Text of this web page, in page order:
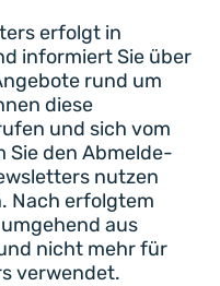
erfolgt in
informiert Sie über
rund um
diese
und sich vom
Sie den Abmelde-
nutzen
Nach erfolgtem
aus
nicht mehr für
verwendet.